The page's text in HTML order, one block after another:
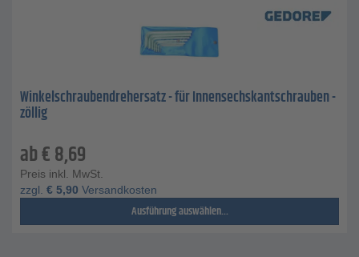
Winkelschraubendrehersatz - für Innensechskantschrauben -
zöllig
ab€8,69
Preis inkl. MwSt.
zzgl. € 5,90 Versandkosten
Ausführung auswählen...